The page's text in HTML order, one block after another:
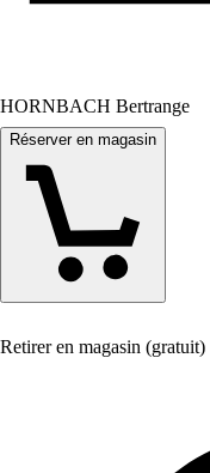
HORNBACH Bertrange
Réserver en magasin
Retirer en magasin (gratuit)